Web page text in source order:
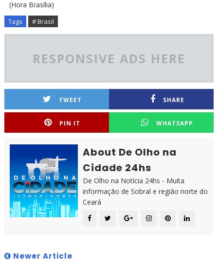
(Hora Brasília)
Tags # Brasil
RESPONSIVE ADS HERE
TWEET SHARE
PIN IT WHATSAPP
About De Olho na
Cidade 24hs
De Olho na Notícia 24hs - Muita
informação de Sobral e região norte do
Ceará
Newer Article